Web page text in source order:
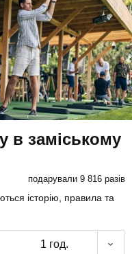
в заміському
подарували 9 816 разів
історію, правила та
1 год.